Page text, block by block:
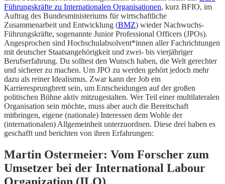
Führungskräfte zu Internationalen Organisationen, kurz BFIO, im
Auftrag des Bundesministeriums für wirtschaftliche
Zusammenarbeit und Entwicklung (BMZ) wieder Nachwuchs-
Führungskräfte, sogenannte Junior Professional Officers (JPOs).
Angesprochen sind Hochschulabsolvent*innen aller Fachrichtungen
mit deutscher Staatsangehörigkeit und zwei- bis vierjähriger
Berufserfahrung. Du solltest den Wunsch haben, die Welt gerechter
und sicherer zu machen. Um JPO zu werden gehört jedoch mehr
dazu als reiner Idealismus. Zwar kann der Job ein
Karrieresprungbrett sein, um Entscheidungen auf der großen
politischen Bühne aktiv mitzugestalten. Wer Teil einer multilateralen
Organisation sein möchte, muss aber auch die Bereitschaft
mitbringen, eigene (nationale) Interessen dem Wohle der
(internationalen) Allgemeinheit unterzuordnen. Diese drei haben es
geschafft und berichten von ihren Erfahrungen:
Martin Ostermeier: Vom Forscher zum
Umsetzer bei der International Labour